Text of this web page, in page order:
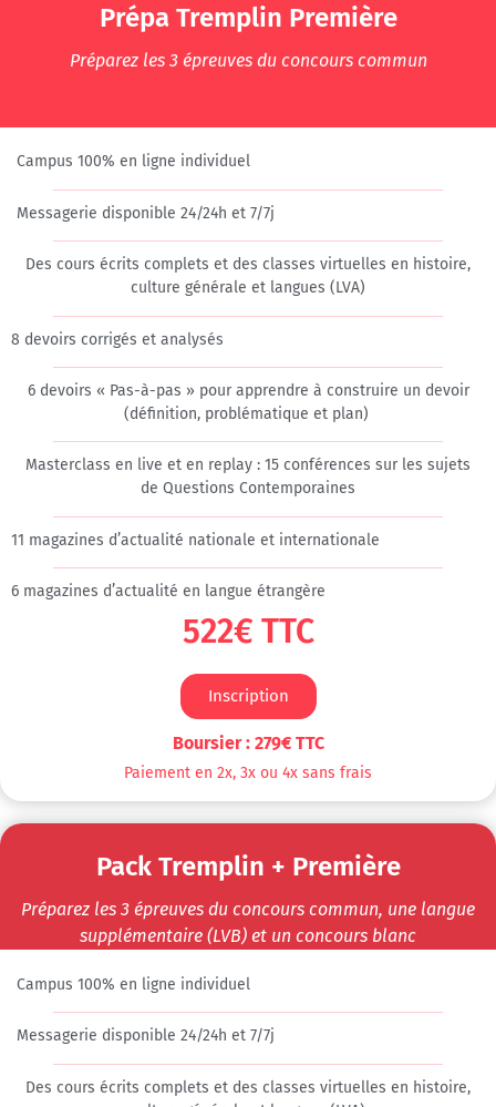
Prépa Tremplin Première
Préparez les 3 épreuves du concours commun
Campus 100% en ligne individuel​
Messagerie disponible 24/24h et 7/7j
Des cours écrits complets et des classes virtuelles en histoire,
culture générale et langues (LVA)
8 devoirs corrigés et analysés​
6 devoirs « Pas-à-pas » pour apprendre à construire un devoir
(définition, problématique et plan)
Masterclass en live et en replay : 15 conférences sur les sujets
de Questions Contemporaines​
11 magazines d’actualité nationale et internationale
6 magazines d’actualité en langue étrangère ​
522€ TTC
Inscription
Boursier : 279€ TTC
Paiement en 2x, 3x ou 4x sans frais
Pack Tremplin + Première
Préparez les 3 épreuves du concours commun, une langue
supplémentaire (LVB) et un concours blanc
Campus 100% en ligne individuel​
Messagerie disponible 24/24h et 7/7j
Des cours écrits complets et des classes virtuelles en histoire,